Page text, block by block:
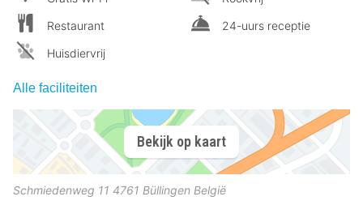
Restaurant
Huisdiervrij
24-uurs receptie
Alle faciliteiten
Bekijk op kaart
Schmiedenweg 11 4761 Büllingen België